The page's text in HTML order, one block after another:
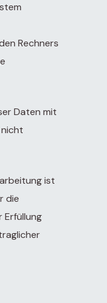
Rechners
Daten mit
ist
die
Erfüllung